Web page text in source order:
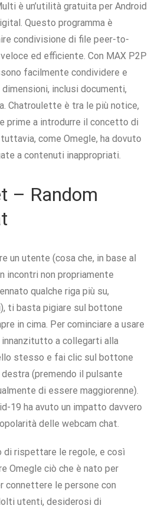
è un’utilità gratuita per Android
Questo programma è
condivisione di file peer-to-
ed efficiente. Con MAX P2P
facilmente condividere e
inclusi documenti,
Chatroulette è tra le più notice,
prime a introdurre il concetto di
come Omegle, ha dovuto
a contenuti inappropriati.
– Random
un utente (cosa che, in base al
incontri non propriamente
qualche riga più su,
ti basta pigiare sul bottone
in cima. Per cominciare a usare
a collegarti alla
stesso e fai clic sul bottone
(premendo il pulsante
di essere maggiorenne).
19 ha avuto un impatto davvero
delle webcam chat.
di rispettare le regole, e così
Omegle ciò che è nato per
connettere le persone con
utenti, desiderosi di